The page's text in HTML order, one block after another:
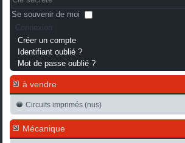
Se souvenir de moi
Connexion
Créer un compte
Identifiant oublié ?
Mot de passe oublié ?
à vendre
Circuits imprimés (nus)
Mécanique